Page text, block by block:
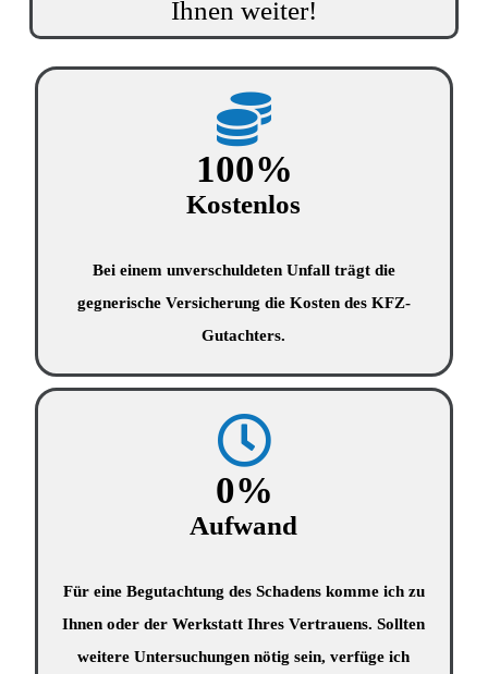
Ihnen weiter!
100%
Kostenlos
Bei einem unverschuldeten Unfall trägt die
gegnerische Versicherung die Kosten des KFZ-
Gutachters.
0%
Aufwand
Für eine Begutachtung des Schadens komme ich zu
Ihnen oder der Werkstatt Ihres Vertrauens. Sollten
weitere Untersuchungen nötig sein, verfüge ich